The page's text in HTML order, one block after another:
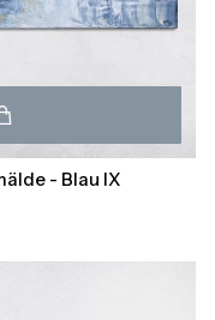
- Blau IX